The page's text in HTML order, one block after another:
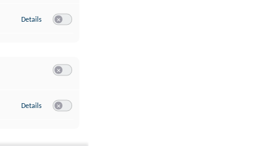
Details zu Google Analytics
Details zu YouTube